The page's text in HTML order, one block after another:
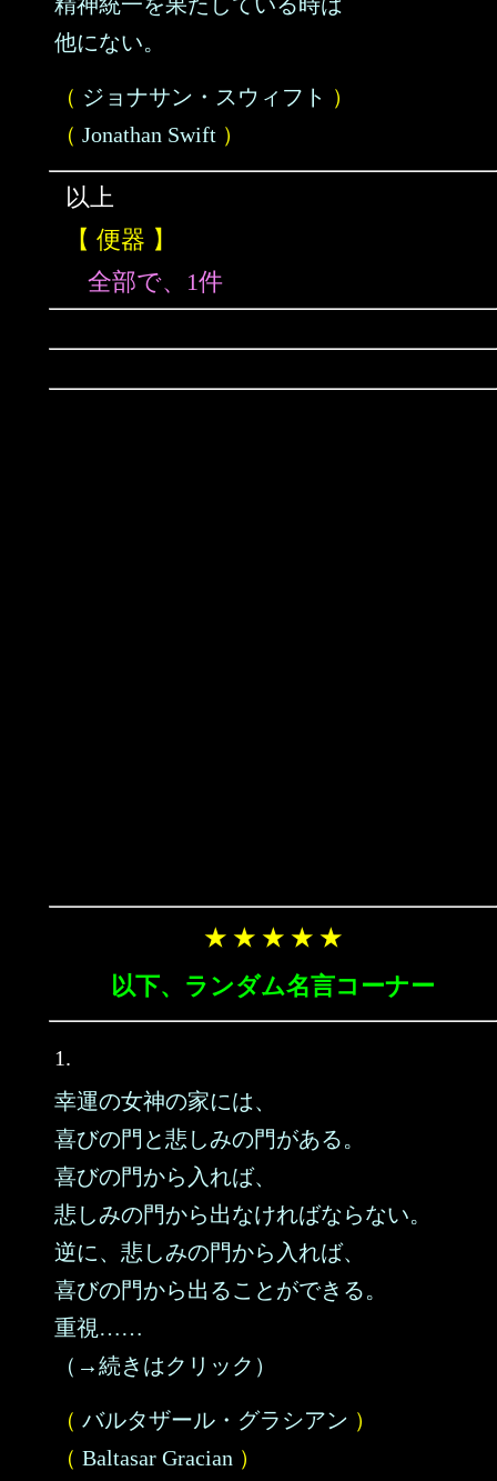
他にない。
（ ジョナサン・スウィフト ）
（ Jonathan Swift ）
以上
【 便器 】
全部で、1件
★ ★ ★ ★ ★
以下、ランダム名言コーナー
1.
幸運の女神の家には、
喜びの門と悲しみの門がある。
喜びの門から入れば、
悲しみの門から出なければならない。
逆に、悲しみの門から入れば、
喜びの門から出ることができる。
重視……
（→続きはクリック）
（ バルタザール・グラシアン ）
（ Baltasar Gracian ）